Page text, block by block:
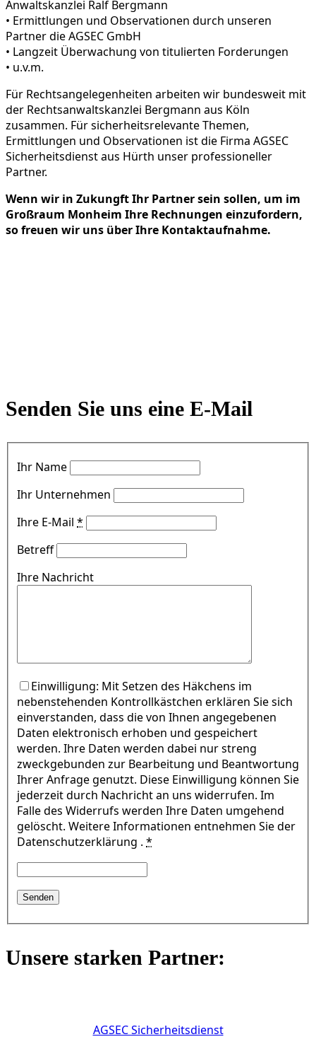
Anwaltskanzlei Ralf Bergmann
• Ermittlungen und Observationen durch unseren
Partner die AGSEC GmbH
• Langzeit Überwachung von titulierten Forderungen
• u.v.m.
Für Rechtsangelegenheiten arbeiten wir bundesweit mit
der Rechtsanwaltskanzlei Bergmann aus Köln
zusammen. Für sicherheitsrelevante Themen,
Ermittlungen und Observationen ist die Firma AGSEC
Sicherheitsdienst aus Hürth unser professioneller
Partner.
Wenn wir in Zukungft Ihr Partner sein sollen, um im
Großraum Monheim Ihre Rechnungen einzufordern,
so freuen wir uns über Ihre Kontaktaufnahme.
Senden Sie uns eine E-Mail
Ihr Name
Ihr Unternehmen
Ihre E-Mail *
Betreff
Ihre Nachricht
Einwilligung: Mit Setzen des Häkchens im
nebenstehenden Kontrollkästchen erklären Sie sich
einverstanden, dass die von Ihnen angegebenen
Daten elektronisch erhoben und gespeichert
werden. Ihre Daten werden dabei nur streng
zweckgebunden zur Bearbeitung und Beantwortung
Ihrer Anfrage genutzt. Diese Einwilligung können Sie
jederzeit durch Nachricht an uns widerrufen. Im
Falle des Widerrufs werden Ihre Daten umgehend
gelöscht. Weitere Informationen entnehmen Sie der
Datenschutzerklärung . *
Unsere starken Partner:
AGSEC Sicherheitsdienst